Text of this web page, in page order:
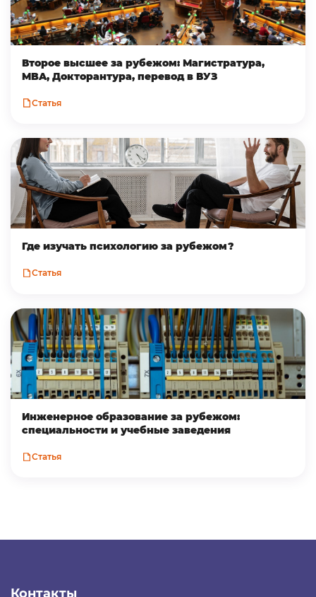
Второе высшее за рубежом: Магистратура,
MBA, Докторантура, перевод в ВУЗ
Статья
Где изучать психологию за рубежом?
Статья
Инженерное образование за рубежом:
специальности и учебные заведения
Статья
Контакты